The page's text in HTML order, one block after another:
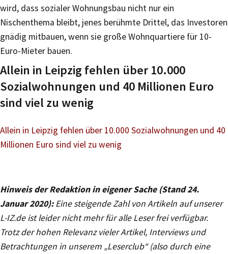
wird, dass sozialer Wohnungsbau nicht nur ein
Nischenthema bleibt, jenes berühmte Drittel, das Investoren
gnädig mitbauen, wenn sie große Wohnquartiere für 10-
Euro-Mieter bauen.
Allein in Leipzig fehlen über 10.000
Sozialwohnungen und 40 Millionen Euro
sind viel zu wenig
Allein in Leipzig fehlen über 10.000 Sozialwohnungen und 40
Millionen Euro sind viel zu wenig
Hinweis der Redaktion in eigener Sache (Stand 24.
Januar 2020):Eine steigende Zahl von Artikeln auf unserer
L-IZ.de ist leider nicht mehr für alle Leser frei verfügbar.
Trotz der hohen Relevanz vieler Artikel, Interviews und
Betrachtungen in unserem „Leserclub“ (also durch eine